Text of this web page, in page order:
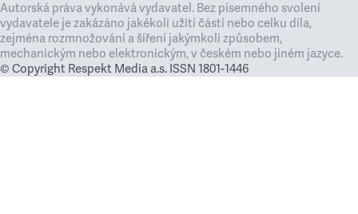
Autorská práva vykonává vydavatel. Bez písemného svolení
vydavatele je zakázáno jakékoli užití částí nebo celku díla,
zejména rozmnožování a šíření jakýmkoli způsobem,
mechanickým nebo elektronickým, v českém nebo jiném jazyce.
© Copyright Respekt Media a.s. ISSN 1801-1446